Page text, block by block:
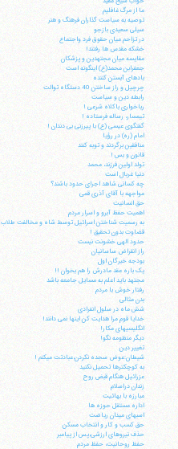
ما از مرگ غافلیم
توصیه به سیاست گذاران فرهنگ و هنر
سیلی سعیدی بازجو
در تزاحم میان حقوق فرد واجتماع
خشکه مقدس ها رفتند!
مقایسه میان مجتهدین و پزشکان
جعفرابن محمد(ع) اینگونه است
بادهای آبستن کننده
چرچیل و راز ساختن 40 دستگاه توالت
رابطه دین و سیاست
رباخواری باکلاه شرعی !
تیمسار، رساله فرستاده !
گفتگوی عیسی (ع) با پیرزنی بی دندان !
امام (ره) در رؤیا
منافقین برگردند و توبه کنند
قانون و بس !
تولد اولین فرزند، محمد
دنیا غربال است
چه کسانی شاهد اجرای حدود باشند؟
مواجهه با آقای آذری قمی
حق انسانیت
اهمیت حفظ آبرو و اسرار مردم
به رسمیت شناختن اسرائیل توسط شاه و مخالفت طلاب
قضاوت بدون تحقیق !
حدود الهی خشونت نیست
راز انقراض ساسانیان
بودجه خبرگان اول
یک باره عقد مادرش را هم بخوان !!
مجتهد باید اعلم به مسایل جامعه باشد
رفتار خوش با مردم
بدن مثالی
شش ماه در سلول انفرادی
خدایا قوم مرا هدایت کن اینها نمی دانند!
انگلیسیهای مکار!
دیگر منظومه نگو!
تغییر دین
شیطان:عوض سجده نکردن،عبادتت میکنم !
به کوچکترها تحمیل نکنید
عزرائیل هنگام قبض روح
زندان دراسلام
مبارزه با بهائیت
اداره مستقل حوزه ها
اسبهای میدان ریاضت
حق کسب و کار و انتخاب مسکن
حذف نیروهای ارزشی،پس از پیامبر
حفظ روحانیت، حفظ مردم